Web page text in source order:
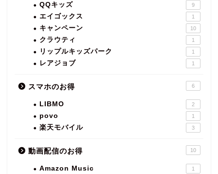
QQキッズ 9
エイゴックス 1
キャンペーン 10
クラウティ 1
リップルキッズパーク 1
レアジョブ 1
スマホのお得 6
LIBMO 2
povo 1
楽天モバイル 3
動画配信のお得 10
Amazon Music 1